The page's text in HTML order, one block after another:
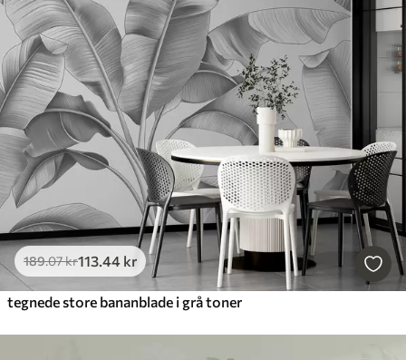
189.07kr113.44 kr
tegnede store bananblade i grå toner